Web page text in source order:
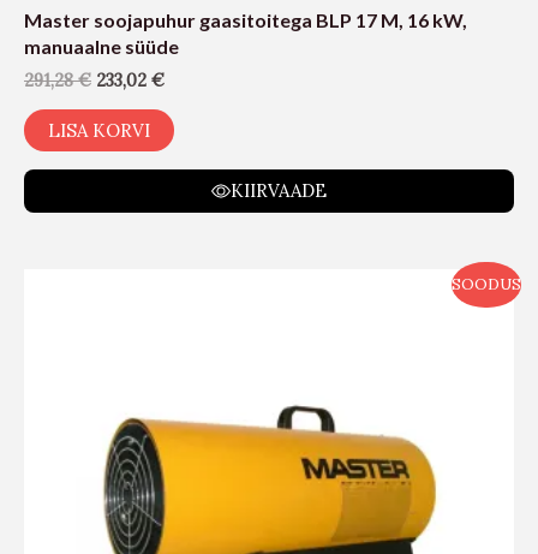
Master soojapuhur gaasitoitega BLP 17 M, 16 kW,
manuaalne süüde
291,28€ 233,02 €
LISA KORVI
KIIRVAADE
SOODUS